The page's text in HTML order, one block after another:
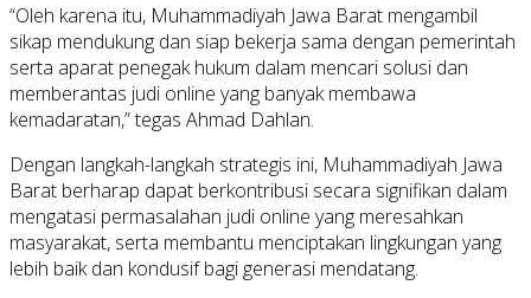
“Oleh karena itu, Muhammadiyah Jawa Barat mengambil
sikap mendukung dan siap bekerja sama dengan pemerintah
serta aparat penegak hukum dalam mencari solusi dan
memberantas judi online yang banyak membawa
kemadaratan,” tegas Ahmad Dahlan.
Dengan langkah-langkah strategis ini, Muhammadiyah Jawa
Barat berharap dapat berkontribusi secara signifikan dalam
mengatasi permasalahan judi online yang meresahkan
masyarakat, serta membantu menciptakan lingkungan yang
lebih baik dan kondusif bagi generasi mendatang.